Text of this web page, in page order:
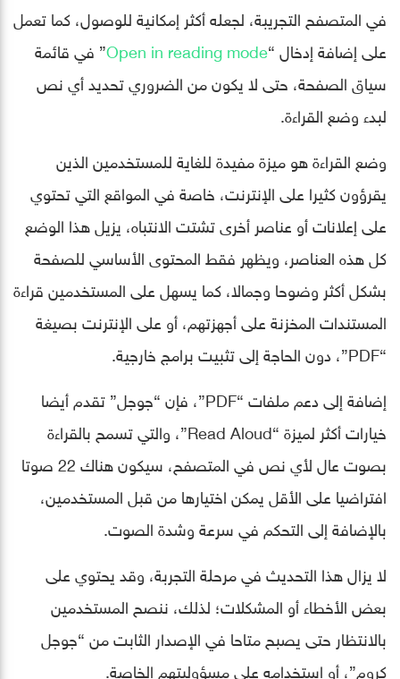
في المتصفح التجريبة، لجعله أكثر إمكانية للوصول، كما تعمل
على إضافة إدخال “Open in reading mode” في قائمة
سياق الصفحة، حتى لا يكون من الضروري تحديد أي نص
لبدء وضع القراءة.
وضع القراءة هو ميزة مفيدة للغاية للمستخدمين الذين
يقرؤون كثيرا على الإنترنت، خاصة في المواقع التي تحتوي
على إعلانات أو عناصر أخرى تشتت الانتباه، يزيل هذا الوضع
كل هذه العناصر، ويظهر فقط المحتوى الأساسي للصفحة
بشكل أكثر وضوحا وجمالا، كما يسهل على المستخدمين قراءة
المستندات المخزنة على أجهزتهم، أو على الإنترنت بصيغة
“PDF”، دون الحاجة إلى تثبيت برامج خارجية.
إضافة إلى دعم ملفات “PDF”، فإن “جوجل” تقدم أيضا
خيارات أكثر لميزة “Read Aloud”، والتي تسمح بالقراءة
بصوت عال لأي نص في المتصفح، سيكون هناك 22 صوتا
افتراضيا على الأقل يمكن اختيارها من قبل المستخدمين،
بالإضافة إلى التحكم في سرعة وشدة الصوت.
لا يزال هذا التحديث في مرحلة التجربة، وقد يحتوي على
بعض الأخطاء أو المشكلات؛ لذلك، ننصح المستخدمين
بالانتظار حتى يصبح متاحا في الإصدار الثابت من “جوجل
كروم”، أو استخدامه على مسؤوليتهم الخاصة.